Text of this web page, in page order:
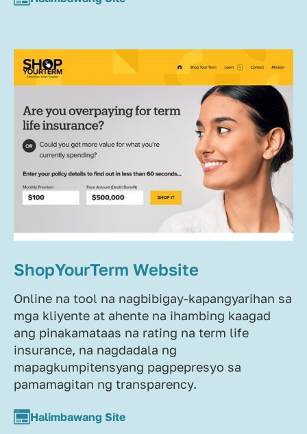
ShopYourTerm Website
Online na tool na nagbibigay-kapangyarihan sa
mga kliyente at ahente na ihambing kaagad
ang pinakamataas na rating na term life
insurance, na nagdadala ng
mapagkumpitensyang pagpepresyo sa
pamamagitan ng transparency.
Halimbawang Site